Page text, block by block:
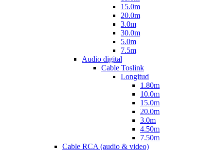
15.0m
20.0m
3.0m
30.0m
5.0m
7.5m
Audio digital
Cable Toslink
Longitud
1.80m
10.0m
15.0m
20.0m
3.0m
4.50m
7.50m
Cable RCA (audio & video)